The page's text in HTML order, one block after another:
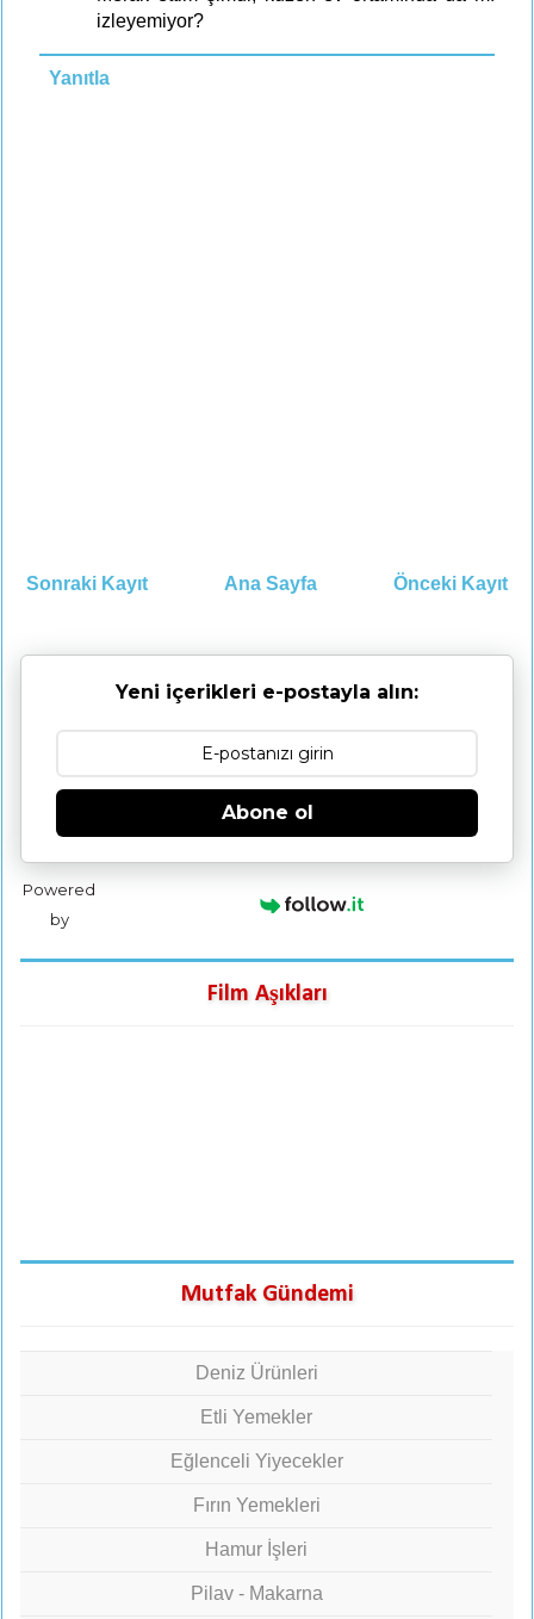
izleyemiyor?
Yanıtla
Sonraki Kayıt Önceki Kayıt
Ana Sayfa
Yeni içerikleri e-postayla alın:
Abone ol
Powered
by
Film Aşıkları
Mutfak Gündemi
Deniz Ürünleri
Etli Yemekler
Eğlenceli Yiyecekler
Fırın Yemekleri
Hamur İşleri
Pilav - Makarna